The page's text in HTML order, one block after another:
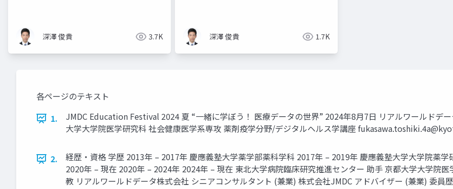
深澤 俊貴 3.7K 深澤 俊貴 1.7K
各ページのテキスト
1.
JMDC Education Festival 2024 夏 “一緒に学ぼう！ 医療データの世界” 2024年8月7日 リアルワールドデ
大学大学院医学研究科 社会健康医学系専攻 薬剤疫学分野/デジタルヘルス学講座
2.
経歴・資格 学歴 2013年 – 2017年 慶應義塾大学薬学部薬科学科 2017年 – 2019年 慶應義塾大学大学院薬
2020年 – 現在 2020年 – 2024年 2024年 – 現在 東北大学病院臨床研究推進センター 助手 京都大学大学院
教 リアルワールドデータ株式会社 シニアコンサルタント (兼業) 株式会社JMDC アドバイザー (兼業) 委員